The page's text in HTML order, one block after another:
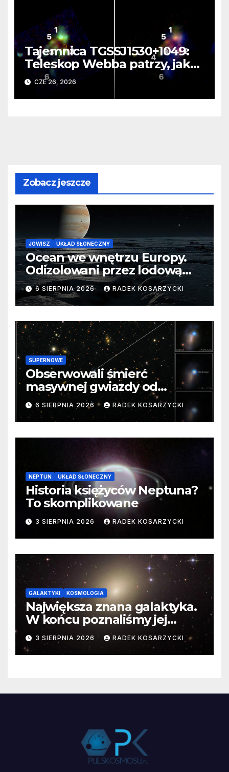
Tajemnica TGSSJ1530+1049:
Teleskop Webba patrzy, jak
rodzi się supergalaktyka i
monstrualna czarna dziura
CZE 26, 2026
Zobacz jeszcze
JOWISZ UKŁAD SŁONECZNY
Ocean we wnętrzu Europy.
Odizolowani przez lodową
barierę
6 SIERPNIA 2026 RADEK KOSARZYCKI
SUPERNOWE
Obserwowali śmierć
masywnej gwiazdy od
samego początku. Niezwykle
cenne dane
6 SIERPNIA 2026 RADEK KOSARZYCKI
NEPTUN UKŁAD SŁONECZNY
Historia księżyców Neptuna?
To skomplikowane
3 SIERPNIA 2026 RADEK KOSARZYCKI
GALAKTYKI KOSMOLOGIA
Największa znana galaktyka.
W końcu poznaliśmy jej
faktyczne wymiary
3 SIERPNIA 2026 RADEK KOSARZYCKI